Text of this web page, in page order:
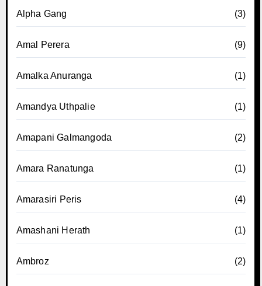
Alpha Gang (3)
Amal Perera (9)
Amalka Anuranga (1)
Amandya Uthpalie (1)
Amapani Galmangoda (2)
Amara Ranatunga (1)
Amarasiri Peris (4)
Amashani Herath (1)
Ambroz (2)